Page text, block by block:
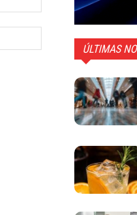
mail:*
ÚLTIMAS